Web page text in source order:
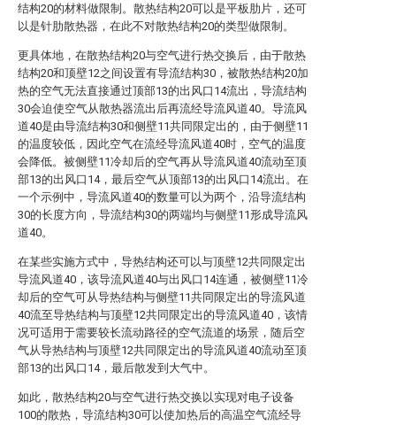
结构20的材料做限制。散热结构20可以是平板肋片，还可
以是针肋散热器，在此不对散热结构20的类型做限制。
更具体地，在散热结构20与空气进行热交换后，由于散热
结构20和顶壁12之间设置有导流结构30，被散热结构20加
热的空气无法直接通过顶部13的出风口14流出，导流结构
30会迫使空气从散热器流出后再流经导流风道40。导流风
道40是由导流结构30和侧壁11共同限定出的，由于侧壁11
的温度较低，因此空气在流经导流风道40时，空气的温度
会降低。被侧壁11冷却后的空气再从导流风道40流动至顶
部13的出风口14，最后空气从顶部13的出风口14流出。在
一个示例中，导流风道40的数量可以为两个，沿导流结构
30的长度方向，导流结构30的两端均与侧壁11形成导流风
道40。
在某些实施方式中，导热结构还可以与顶壁12共同限定出
导流风道40，该导流风道40与出风口14连通，被侧壁11冷
却后的空气可从导热结构与侧壁11共同限定出的导流风道
40流至导热结构与顶壁12共同限定出的导流风道40，该情
况可适用于需要较长流动路径的空气流道的场景，随后空
气从导热结构与顶壁12共同限定出的导流风道40流动至顶
部13的出风口14，最后散发到大气中。
如此，散热结构20与空气进行热交换以实现对电子设备
100的散热，导流结构30可以使加热后的高温空气流经导